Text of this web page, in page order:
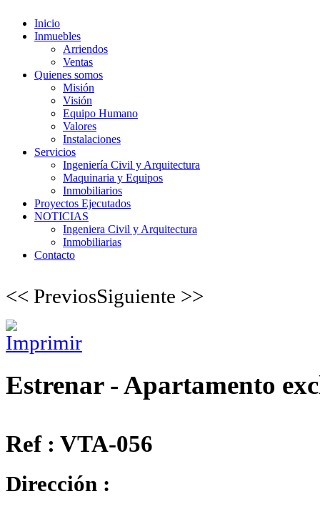
Inicio
Inmuebles
Arriendos
Ventas
Quienes somos
Misión
Visión
Equipo Humano
Valores
Instalaciones
Servicios
Ingeniería Civil y Arquitectura
Maquinaria y Equipos
Inmobiliarios
Proyectos Ejecutados
NOTICIAS
Ingeniera Civil y Arquitectura
Inmobiliarias
Contacto
<< PreviosSiguiente >>
Estrenar - Apartamento
Ref : VTA-056
Dirección :